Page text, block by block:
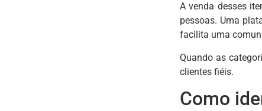
A venda desses
pessoas. Uma
facilita uma
Quando as
clientes fiéis.
Como